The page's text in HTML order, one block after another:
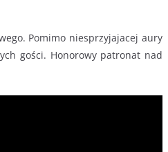
Pomimo niesprzyjajacej aury
gości. Honorowy patronat nad